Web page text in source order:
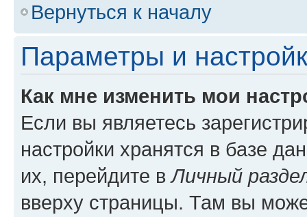
Вернуться к началу
Параметры и
Как мне изменить мои
Если вы являетесь
настройки хранятся в базе
их, перейдите вЛичный
вверху страницы. Там вы